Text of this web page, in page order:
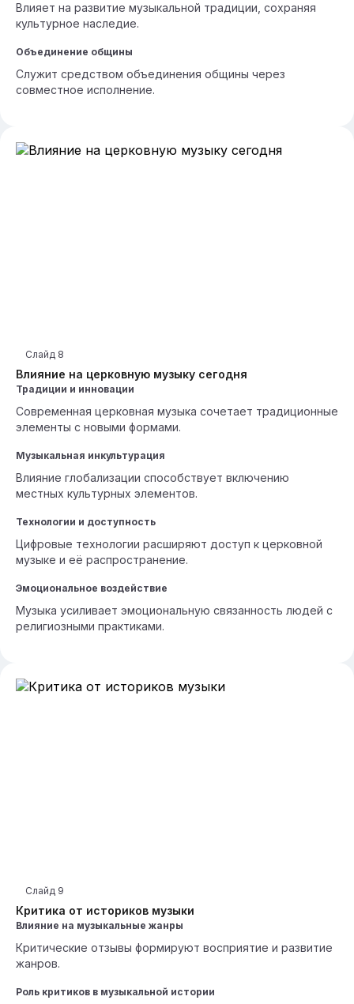
Влияет на развитие музыкальной традиции, сохраняя
культурное наследие.
Объединение общины
Служит средством объединения общины через
совместное исполнение.
Влияние на церковную музыку сегодня
Слайд 8
Традиции и инновации
Современная церковная музыка сочетает традиционные
элементы с новыми формами.
Музыкальная инкультурация
Влияние глобализации способствует включению
местных культурных элементов.
Технологии и доступность
Цифровые технологии расширяют доступ к церковной
музыке и её распространение.
Эмоциональное воздействие
Музыка усиливает эмоциональную связанность людей с
религиозными практиками.
Критика от историков музыки
Слайд 9
Влияние на музыкальные жанры
Критические отзывы формируют восприятие и развитие
жанров.
Роль критиков в музыкальной истории